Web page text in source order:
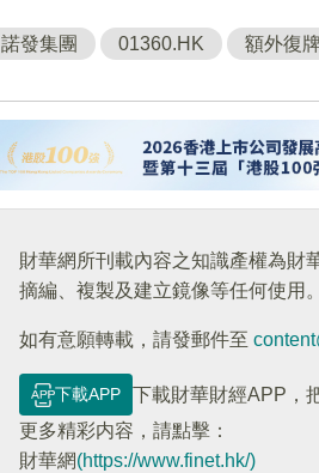
諾發集團 01360.HK 額外復牌
財華網所刊載內容之知識產權為財
摘編、複製及建立鏡像等任何使用。
如有意願轉載，請發郵件至
下載APP
下載財華財經APP，
更多精彩内容，請點擊：
財華網(https://www.finet.hk/)